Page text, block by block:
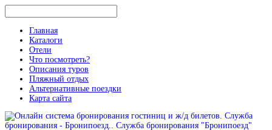
Главная
Каталоги
Отели
Что посмотреть?
Описания туров
Пляжный отдых
Альтернативные поездки
Карта сайта